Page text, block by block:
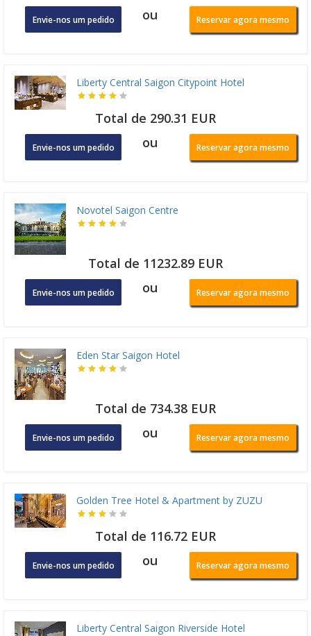
Envie-nos um pedido ou Reservar agora mesmo
Liberty Central Saigon Citypoint Hotel
Total de 290.31 EUR
Envie-nos um pedido ou Reservar agora mesmo
Novotel Saigon Centre
Total de 11232.89 EUR
Envie-nos um pedido ou Reservar agora mesmo
Eden Star Saigon Hotel
Total de 734.38 EUR
Envie-nos um pedido ou Reservar agora mesmo
Golden Tree Hotel & Apartment by ZUZU
Total de 116.72 EUR
Envie-nos um pedido ou Reservar agora mesmo
Liberty Central Saigon Riverside Hotel